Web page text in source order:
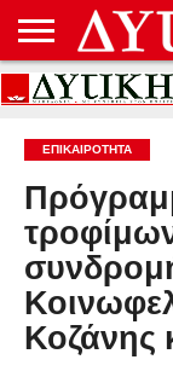
ΑΡΧΙΚΉ
ΕΠΙΚΟΙΝΩΝΊΑ
ΌΡΟΙ
ΠΡΟΣΤΑΣΊΑ
ΔΕΔΟΜΈΝΩΝ
ΕΠΙΚΑΙΡΟΤΗΤΑ
Κοζάνης